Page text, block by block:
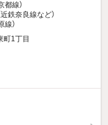
都線）
近鉄奈良線など）
線）
町1丁目